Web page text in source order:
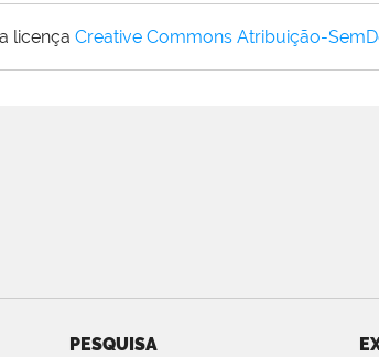
licença Creative Commons Atribuição-
PESQUISA